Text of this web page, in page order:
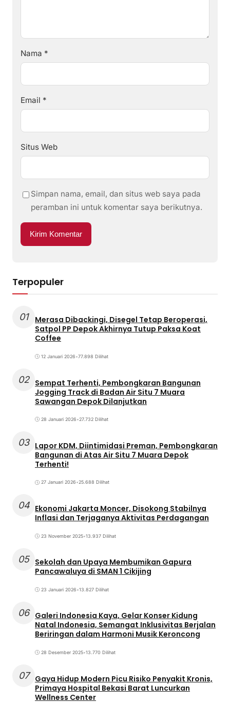
Nama *
Email *
Situs Web
Simpan nama, email, dan situs web saya pada
peramban ini untuk komentar saya berikutnya.
Terpopuler
01
Merasa Dibackingi, Disegel Tetap Beroperasi,
Satpol PP Depok Akhirnya Tutup Paksa Koat
Coffee
12 Januari 2026•77.898 Dilihat
02 Sempat Terhenti, Pembongkaran Bangunan
Jogging Track di Badan Air Situ 7 Muara
Sawangan Depok Dilanjutkan
28 Januari 2026•27.732 Dilihat
03 Lapor KDM, Diintimidasi Preman, Pembongkaran
Bangunan di Atas Air Situ 7 Muara Depok
Terhenti!
27 Januari 2026•25.688 Dilihat
04 Ekonomi Jakarta Moncer, Disokong Stabilnya
Inflasi dan Terjaganya Aktivitas Perdagangan
23 November 2025•13.937 Dilihat
05 Sekolah dan Upaya Membumikan Gapura
Pancawaluya di SMAN 1 Cikijing
23 Januari 2026•13.827 Dilihat
06 Galeri Indonesia Kaya, Gelar Konser Kidung
Natal Indonesia, Semangat Inklusivitas Berjalan
Beriringan dalam Harmoni Musik Keroncong
28 Desember 2025•13.770 Dilihat
07
Gaya Hidup Modern Picu Risiko Penyakit Kronis,
Primaya Hospital Bekasi Barat Luncurkan
Wellness Center